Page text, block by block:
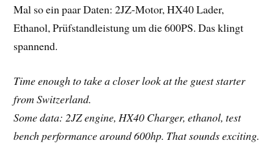
Mal so ein paar Daten: 2JZ-Motor, HX40 Lader,
Ethanol, Prüfstandleistung um die 600PS. Das klingt
spannend.
Time enough to take a closer look at the guest starter
from Switzerland.
Some data: 2JZ engine, HX40 Charger, ethanol, test
bench performance around 600hp. That sounds exciting.